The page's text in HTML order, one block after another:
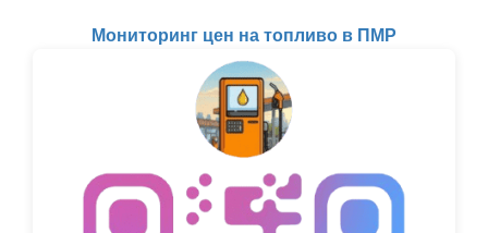
Мониторинг цен на топливо в ПМР